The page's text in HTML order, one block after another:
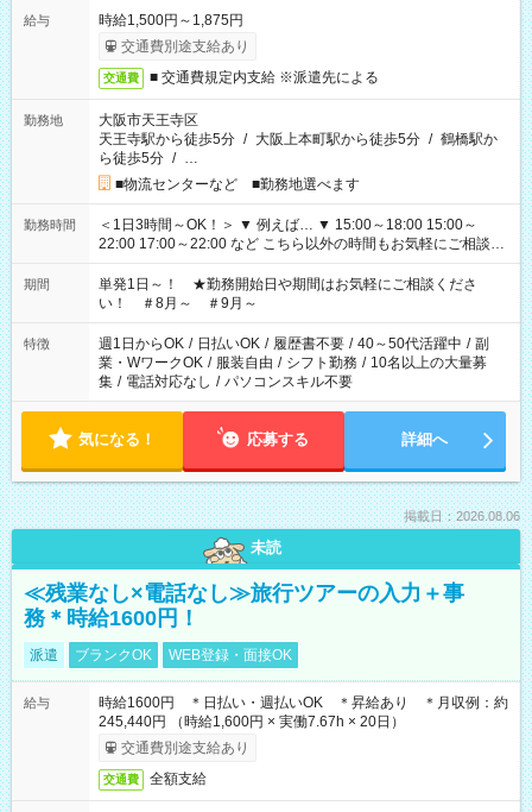
給与
時給1,500円～1,875円
交通費別途支給あり
交通費 ■ 交通費規定内支給 ※派遣先による
勤務地
大阪市天王寺区
天王寺駅から徒歩5分 / 大阪上本町駅から徒歩5分 / 鶴橋駅か
ら徒歩5分 / …
■物流センターなど ■勤務地選べます
勤務時間
＜1日3時間～OK！＞ ▼ 例えば… ▼ 15:00～18:00 15:00～
22:00 17:00～22:00 など こちら以外の時間もお気軽にご相談く
ださい！
期間
単発1日～！ ★勤務開始日や期間はお気軽にご相談くださ
い！ ＃8月～ ＃9月～
特徴 週1日からOK / 日払いOK / 履歴書不要 / 40～50代活躍中 / 副
業・WワークOK / 服装自由 / シフト勤務 / 10名以上の大量募
集 / 電話対応なし / パソコンスキル不要
気になる！ 応募する 詳細へ
掲載日：2026.08.06
未読
≪残業なし×電話なし≫旅行ツアーの入力＋事
務＊時給1600円！
派遣 ブランクOK WEB登録・面接OK
給与
時給1600円 ＊日払い・週払いOK ＊昇給あり ＊月収例：約
245,440円 （時給1,600円 × 実働7.67h × 20日）
交通費別途支給あり
交通費 全額支給